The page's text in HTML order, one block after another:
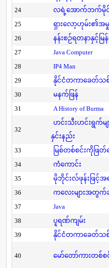
24
လရဲ့အောက်ဘက်မိုင်
25
ရှားလော့ဟုမ်း၏အမှု
26
နန်းစဉ်ရတနာနှင့်မ
27
Java Computer
28
IP4 Man
29
နိုင်ငံတကာခေတ်သစ်ဂ
30
မနက်ဖြန်
31
A History of Burma
32
ဟင်းသီးဟင်းရွက်မ
နှင်းနည်း
33 မြစ်တစ်စင်းကိုဖြတ်က
34
ကံကောင်း
35
မိုဘိုင်းလ်ဖုန်းဖြင့်အရ
36
ကလေးများအတွက်
37
Java
38
ပူရဏ်ကျမ်း
39
နိုင်ငံတကာခေတ်သစ်ဂ
40 မော်တော်ကားတစ်စ